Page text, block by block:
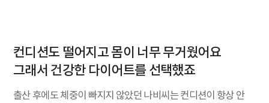
컨디션도 떨어지고 몸이 너무 무거웠어요
그래서 건강한 다이어트를 선택했죠
출산 후에도 체중이 빠지지 않았던 나비씨는 컨디션이 항상 안